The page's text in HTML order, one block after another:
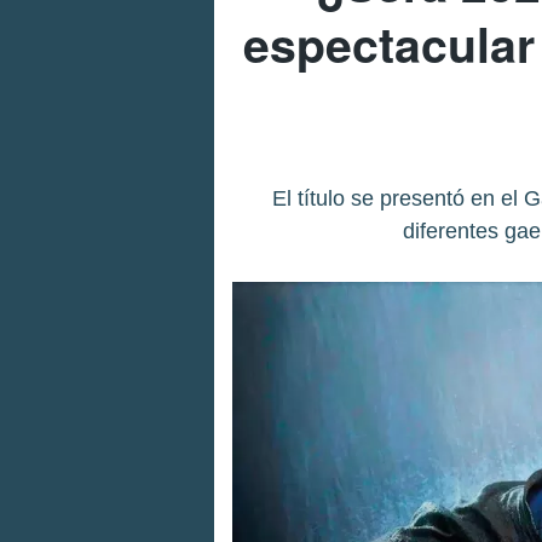
El título se presentó en el
diferentes